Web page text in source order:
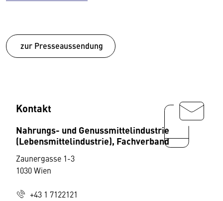
zur Presseaussendung
Kontakt
Nahrungs- und Genussmittelindustrie
(Lebensmittelindustrie), Fachverband
Zaunergasse 1-3
1030 Wien
+43 1 7122121